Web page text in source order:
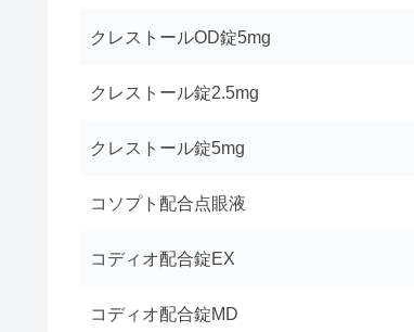
クレストールOD錠5mg
クレストール錠2.5mg
クレストール錠5mg
コソプト配合点眼液
コディオ配合錠EX
コディオ配合錠MD